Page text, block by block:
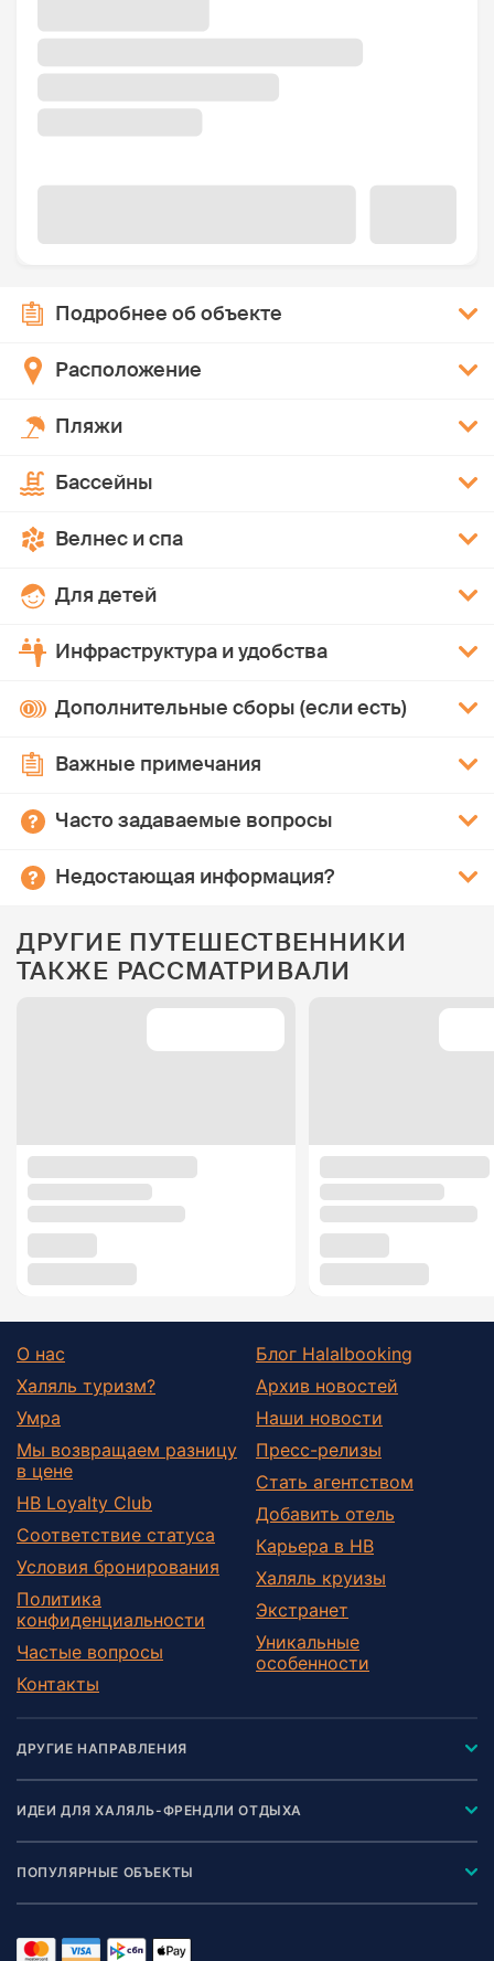
Подробнее об объекте
Расположение
Пляжи
Бассейны
Велнес и спа
Для детей
Инфраструктура и удобства
Дополнительные сборы (если есть)
Важные примечания
Часто задаваемые вопросы
Недостающая информация?
ДРУГИЕ ПУТЕШЕСТВЕННИКИ
ТАКЖЕ РАССМАТРИВАЛИ
О нас
Халяль туризм?
Умра
Мы возвращаем разницу
в цене
HB Loyalty Club
Соответствие статуса
Условия бронирования
Политика
конфиденциальности
Частые вопросы
Контакты
Блог Halalbooking
Архив новостей
Наши новости
Пресс-релизы
Стать агентством
Добавить отель
Карьера в HB
Халяль круизы
Экстранет
Уникальные
особенности
ДРУГИЕ НАПРАВЛЕНИЯ
ИДЕИ ДЛЯ ХАЛЯЛЬ-ФРЕНДЛИ ОТДЫХА
ПОПУЛЯРНЫЕ ОБЪЕКТЫ